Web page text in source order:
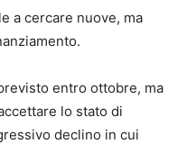
a cercare nuove, ma
entro ottobre, ma
lo stato di
declino in cui